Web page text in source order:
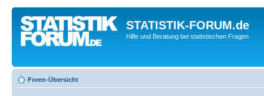
STATISTIK-FORUM.de
Hilfe und Beratung bei statistischen Fragen
Foren-Übersicht